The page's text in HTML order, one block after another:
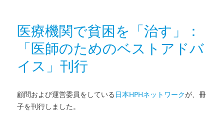
ー
括
ケ
ア
に
役
コ
ミ
医療機関で貧困を「治す」：
「医師のためのベストアドバ
イス」刊行
顧問および運営委員をしている 日本HPHネットワークが、冊
子を刊行しました。